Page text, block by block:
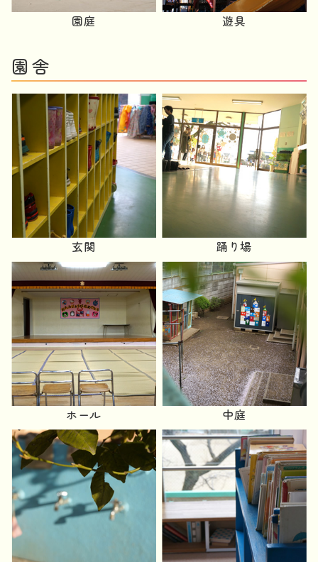
園庭 遊具
園舎
玄関 踊り場
ホール 中庭